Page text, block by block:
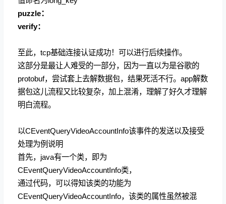
puzzle：
verify：
至此，tcp基础连接认证成功！可以进行后续操作。
这部分是最让人难受的一部分，因为一直以为是谷歌的
protobuf，尝试套上去解数据包，结果死活不行。app解数
据包这儿流程又比较复杂，加上混淆，理解了好久才理解
明白流程。
以CEventQueryVideoAccountInfo该事件的发送以及接受
处理为例说明
首先，java有一个类，即为
CEventQueryVideoAccountInfo类，
通过代码，可以得知该类的功能为
CEventQueryVideoAccountInfo，该类的属性虽然被混